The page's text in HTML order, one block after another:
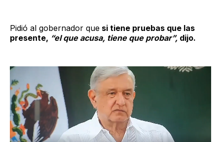
Pidió al gobernador que si tiene pruebas que las
presente, “el que acusa, tiene que probar”, dijo.